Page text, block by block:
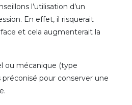
l’utilisation d’un
En effet, il risquerait
et cela augmenterait la
ou mécanique (type
pour conserver une